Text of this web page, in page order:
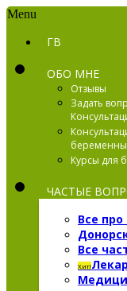
Menu
ГВ
ОБО МНЕ
Отзывы
Задать
Курсы для
ЧАСТЫЕ
Все
Все
Хит!